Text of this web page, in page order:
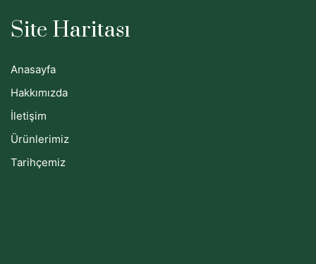
Site Haritası
Anasayfa
Hakkımızda
İletişim
Ürünlerimiz
Tarihçemiz